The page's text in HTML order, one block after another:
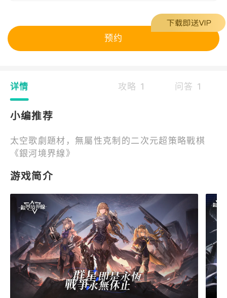
预约
详情 攻略 1 问答 1
小编推荐
太空歌劇題材，無屬性克制的二次元超策略戰棋
《銀河境界線》
游戏简介